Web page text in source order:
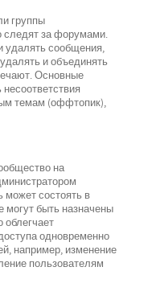
группы
следят за форумами.
удалять сообщения,
и объединять
Основные
темам (оффтопик),
на
может состоять в
могут быть назначены
облегчает
одновременно
например, изменение
пользователям